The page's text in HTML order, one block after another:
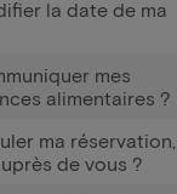
la date de ma
mes
alimentaires ?
ma réservation,
de vous ?